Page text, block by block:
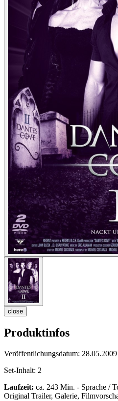
close
Produktinfos
Veröffentlichungsdatum: 28.05.2009
Set-Inhalt: 2
Laufzeit: ca. 243 Min. - Sprache /
Original Trailer, Galerie,